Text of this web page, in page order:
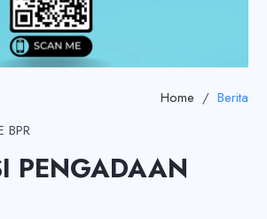
Home / Berita
PENGADAAN